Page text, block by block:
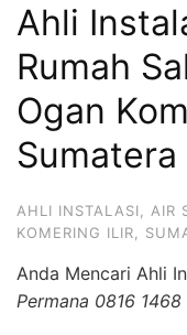
Ahli
Rumah
Ogan
Sumatera
AHLI INSTALASI AIR
KOMERING ILIR
Anda Mencari Ahli
Permana 0816